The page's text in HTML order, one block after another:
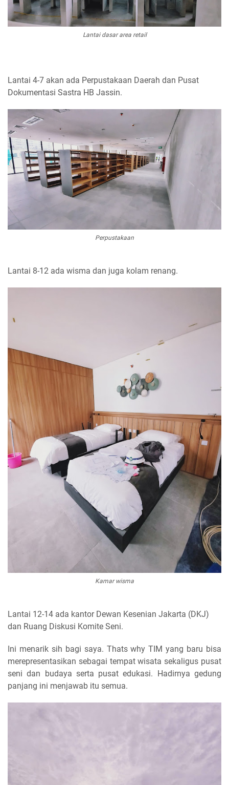
Lantai dasar area retail
Lantai 4-7 akan ada Perpustakaan Daerah dan Pusat
Dokumentasi Sastra HB Jassin.
Perpustakaan
Lantai 8-12 ada wisma dan juga kolam renang.
Kamar wisma
Lantai 12-14 ada kantor Dewan Kesenian Jakarta (DKJ)
dan Ruang Diskusi Komite Seni.
Ini menarik sih bagi saya. Thats why TIM yang baru bisa
merepresentasikan sebagai tempat wisata sekaligus pusat
seni dan budaya serta pusat edukasi. Hadirnya gedung
panjang ini menjawab itu semua.